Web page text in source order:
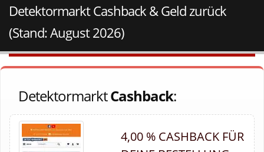
0
Votes
Detektormarkt Cashback & Geld zurück
(Stand: August 2026)
DetektormarktCashback:
4,00 % CASHBACK FÜR